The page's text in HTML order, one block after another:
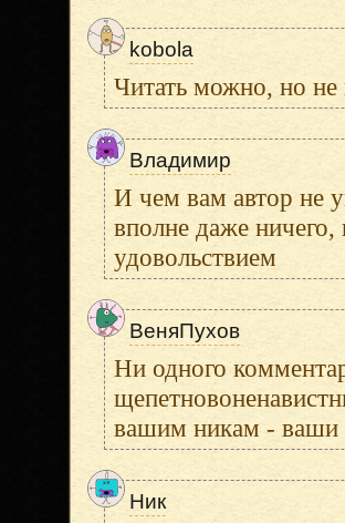
kobola
Читать можно, но
Владимир
И чем вам автор не
вполне даже
удовольствием
ВеняПухов
Ни одного
вашим никам - ваши
Ник